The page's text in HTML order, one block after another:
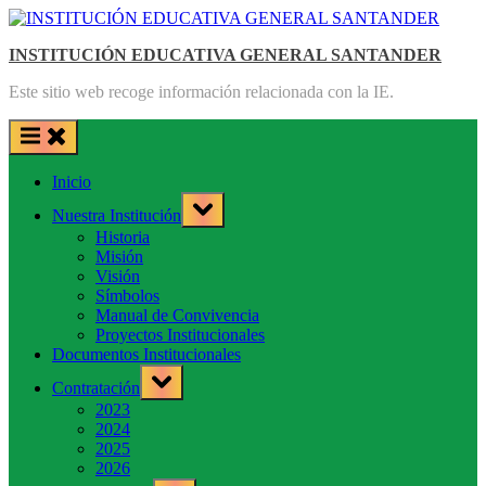
Saltar
contenido
INSTITUCIÓN EDUCATIVA GENERAL SANTANDER
Este sitio web recoge información relacionada con la IE.
Inicio
Nuestra Institución
Toggle
sub-
Historia
Misión
Visión
Símbolos
Manual de Convivencia
Proyectos Institucionales
Documentos Institucionales
Contratación
Toggle
sub-
2023
2024
2025
2026